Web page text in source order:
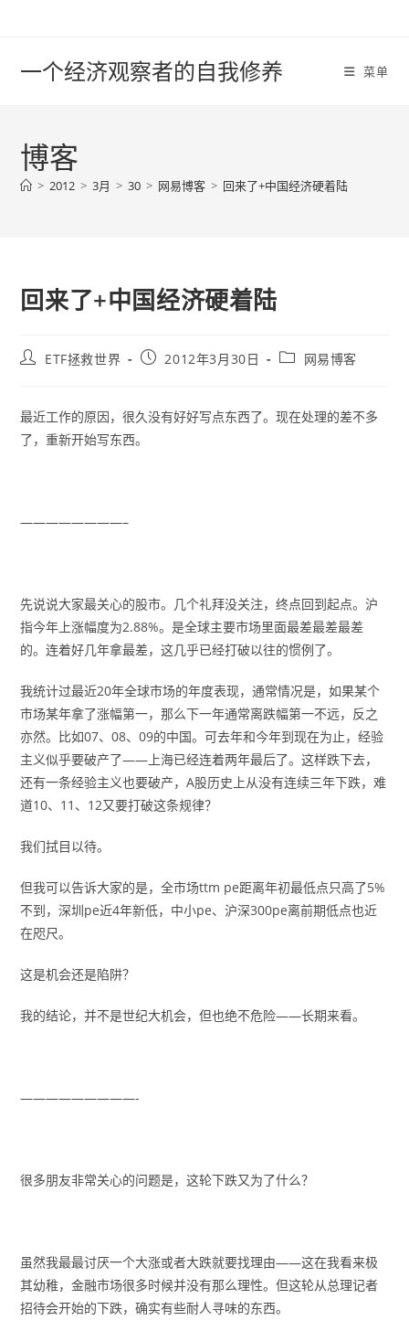
一个经济观察者的自我修养 菜单
博客
> 2012 > 3月 > 30 > 网易博客 > 回来了+中国经济硬着陆
回来了+中国经济硬着陆
PostETF拯救世界
Post2012年3月30日
Post网易博客
最近工作的原因，很久没有好好写点东西了。现在处理的差不多
了，重新开始写东西。
————————–
先说说大家最关心的股市。几个礼拜没关注，终点回到起点。沪
指今年上涨幅度为2.88%。是全球主要市场里面最差最差最差
的。连着好几年拿最差，这几乎已经打破以往的惯例了。
我统计过最近20年全球市场的年度表现，通常情况是，如果某个
市场某年拿了涨幅第一，那么下一年通常离跌幅第一不远，反之
亦然。比如07、08、09的中国。可去年和今年到现在为止，经验
主义似乎要破产了——上海已经连着两年最后了。这样跌下去，
还有一条经验主义也要破产，A股历史上从没有连续三年下跌，难
道10、11、12又要打破这条规律？
我们拭目以待。
但我可以告诉大家的是，全市场ttm pe距离年初最低点只高了5%
不到，深圳pe近4年新低，中小pe、沪深300pe离前期低点也近
在咫尺。
这是机会还是陷阱？
我的结论，并不是世纪大机会，但也绝不危险——长期来看。
—————————-
很多朋友非常关心的问题是，这轮下跌又为了什么？
虽然我最最讨厌一个大涨或者大跌就要找理由——这在我看来极
其幼稚，金融市场很多时候并没有那么理性。但这轮从总理记者
招待会开始的下跌，确实有些耐人寻味的东西。